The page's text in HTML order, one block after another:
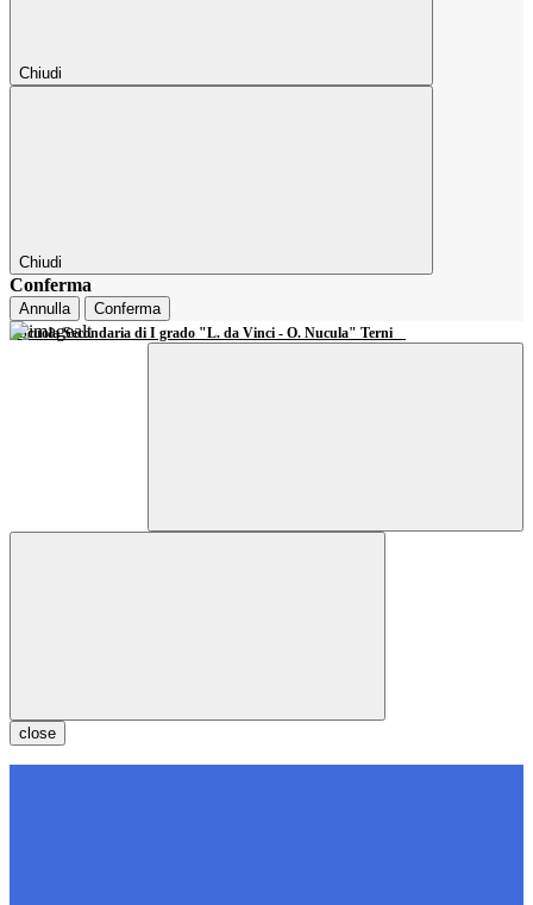
Chiudi
Chiudi
Conferma
Annulla Conferma
Scuola Secondaria di I grado "L. da Vinci - O. Nucula" Terni
close